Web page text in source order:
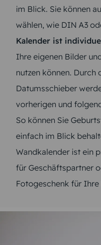
im Blick. Sie können
wählen, wie DIN A3
Kalender ist
Ihre eigenen Bilder
nutzen können. Durch
Datumsschieber
vorherigen und
So können Sie
einfach im Blick
Wandkalender ist ein
für Geschäftspartner
Fotogeschenk für Ihre